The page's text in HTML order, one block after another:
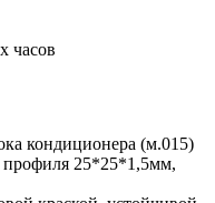
часов
кондиционера (м.015)
профиля 25*25*1,5мм,